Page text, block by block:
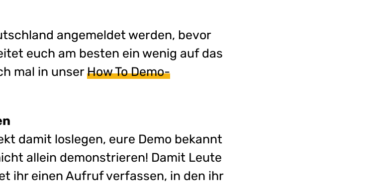
angemeldet werden, bevor
euch am besten ein wenig auf das
mal in unserHow To Demo-
damit loslegen, eure Demo bekannt
allein demonstrieren! Damit Leute
ihr einen Aufruf verfassen, in den ihr